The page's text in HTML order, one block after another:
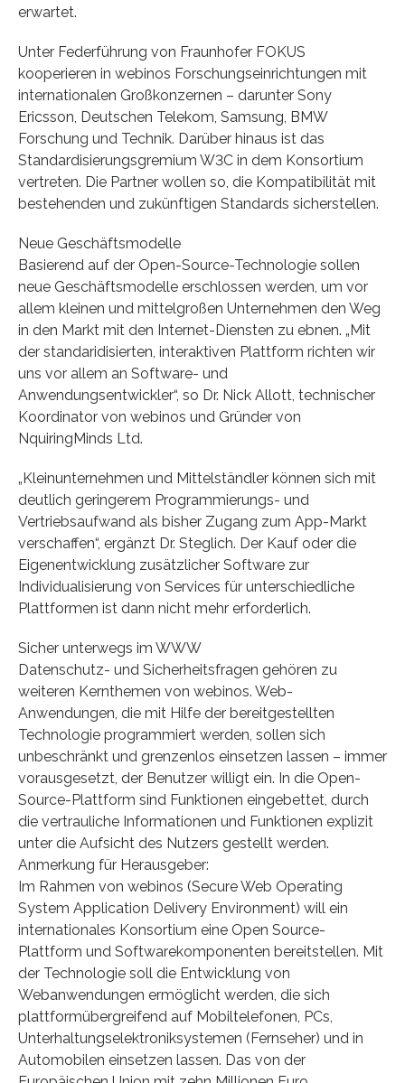
erwartet.
Unter Federführung von Fraunhofer FOKUS
kooperieren in webinos Forschungseinrichtungen mit
internationalen Großkonzernen – darunter Sony
Ericsson, Deutschen Telekom, Samsung, BMW
Forschung und Technik. Darüber hinaus ist das
Standardisierungsgremium W3C in dem Konsortium
vertreten. Die Partner wollen so, die Kompatibilität mit
bestehenden und zukünftigen Standards sicherstellen.
Neue Geschäftsmodelle
Basierend auf der Open-Source-Technologie sollen
neue Geschäftsmodelle erschlossen werden, um vor
allem kleinen und mittelgroßen Unternehmen den Weg
in den Markt mit den Internet-Diensten zu ebnen. „Mit
der standaridisierten, interaktiven Plattform richten wir
uns vor allem an Software- und
Anwendungsentwickler“, so Dr. Nick Allott, technischer
Koordinator von webinos und Gründer von
NquiringMinds Ltd.
„Kleinunternehmen und Mittelständler können sich mit
deutlich geringerem Programmierungs- und
Vertriebsaufwand als bisher Zugang zum App-Markt
verschaffen“, ergänzt Dr. Steglich. Der Kauf oder die
Eigenentwicklung zusätzlicher Software zur
Individualisierung von Services für unterschiedliche
Plattformen ist dann nicht mehr erforderlich.
Sicher unterwegs im WWW
Datenschutz- und Sicherheitsfragen gehören zu
weiteren Kernthemen von webinos. Web-
Anwendungen, die mit Hilfe der bereitgestellten
Technologie programmiert werden, sollen sich
unbeschränkt und grenzenlos einsetzen lassen – immer
vorausgesetzt, der Benutzer willigt ein. In die Open-
Source-Plattform sind Funktionen eingebettet, durch
die vertrauliche Informationen und Funktionen explizit
unter die Aufsicht des Nutzers gestellt werden.
Anmerkung für Herausgeber:
Im Rahmen von webinos (Secure Web Operating
System Application Delivery Environment) will ein
internationales Konsortium eine Open Source-
Plattform und Softwarekomponenten bereitstellen. Mit
der Technologie soll die Entwicklung von
Webanwendungen ermöglicht werden, die sich
plattformübergreifend auf Mobiltelefonen, PCs,
Unterhaltungselektroniksystemen (Fernseher) und in
Automobilen einsetzen lassen. Das von der